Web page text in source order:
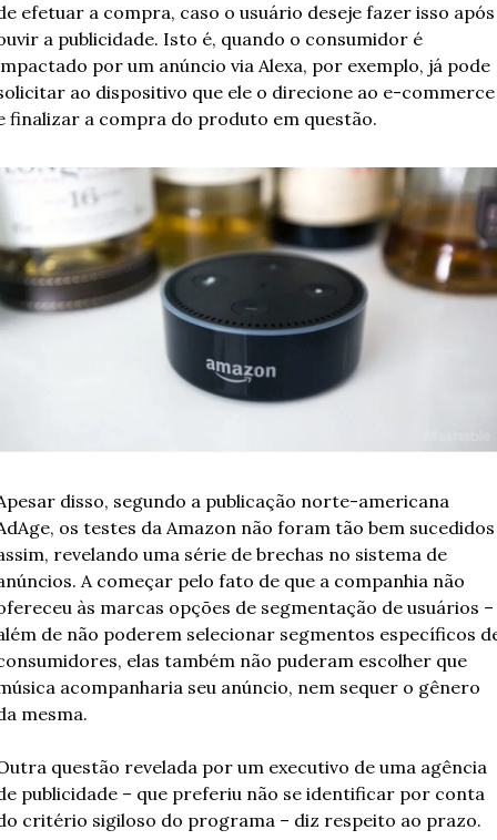
efetuar a compra, caso o usuário deseje fazer isso após
a publicidade. Isto é, quando o consumidor é
por um anúncio via Alexa, por exemplo, já pode
ao dispositivo que ele o direcione ao e-commerce
finalizar a compra do produto em questão.
disso, segundo a publicação norte-americana
os testes da Amazon não foram tão bem sucedidos
revelando uma série de brechas no sistema de
A começar pelo fato de que a companhia não
às marcas opções de segmentação de usuários –
de não poderem selecionar segmentos específicos
elas também não puderam escolher que
acompanharia seu anúncio, nem sequer o gênero
mesma.
questão revelada por um executivo de uma agência
publicidade – que preferiu não se identificar por conta
critério sigiloso do programa – diz respeito ao prazo.